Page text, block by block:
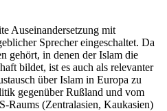
Auseinandersetzung mit
Sprecher eingeschaltet. Da
gehört, in denen der Islam die
bildet, ist es auch als relevanter
über Islam in Europa zu
gegenüber Rußland und vom
Raums (Zentralasien, Kaukasien)